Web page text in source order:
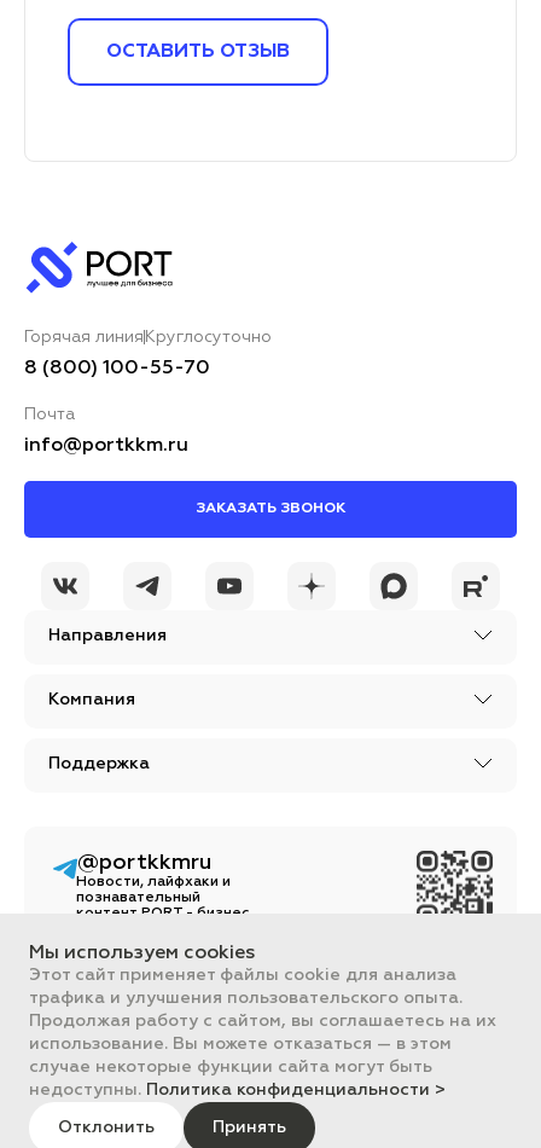
ОСТАВИТЬ ОТЗЫВ
Направления
Компания
Поддержка
Горячая линия Круглосуточно
8 (800) 100-55-70
Почта
info@portkkm.ru
ЗАКАЗАТЬ ЗВОНОК
Вся информация, размещенная на сайте, носит ознакомительный
характер и не является публичной офертой, определяемой
положениями Статьи 437 ГК РФ.
Все цены на сайте указаны с НДС. ООО "ПОРТ" ИНН 2461018892,
ОГРН 1022401953496
Политика обработки данных
@portkkmru
Новости, лайфхаки и
познавательный
контент PORT - бизнес
Мы используем cookies
Этот сайт применяет файлы cookie для анализа
трафика и улучшения пользовательского опыта.
Продолжая работу с сайтом, вы соглашаетесь на их
использование. Вы можете отказаться — в этом
случае некоторые функции сайта могут быть
недоступны. Политика конфиденциальности >
Отклонить Принять